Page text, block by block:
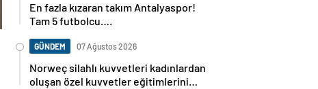
En fazla kızaran takım Antalyaspor!
Tam 5 futbolcu….
GÜNDEM 07 Ağustos 2026
Norweç silahlı kuvvetleri kadınlardan
oluşan özel kuvvetler eğitimlerini